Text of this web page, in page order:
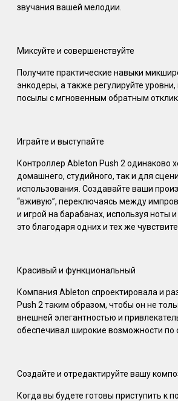
звучания вашей мелодии.
Миксуйте и совершенствуйте
Получите практические навыки
энкодеры, а также регулируйте
посылы с мгновенным обратным
Играйте и выступайте
Контроллер Ableton Push 2 одинаково
домашнего, студийного, так и для
использования. Создавайте ваши
“вживую”, переключаясь между
и игрой на барабанах, используя ноты
это благодаря одних и тех же
Красивый и функциональный
Компания Ableton спроектировала и
Push 2 таким образом, чтобы он не
внешней элегантностью и
обеспечивал широкие возможности по
Создайте и отредактируйте вашу
Когда вы будете готовы приступить к